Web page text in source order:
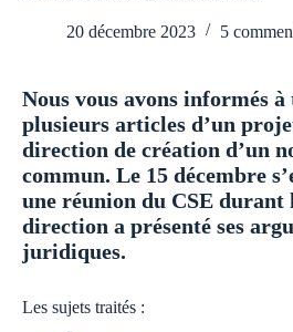
20 décembre 2023 5
Nous vous avons informés
plusieurs articles d’un
direction de création d’un
commun. Le 15 décembre
une réunion du CSE durant
direction a présenté ses
juridiques.
Les sujets traités :